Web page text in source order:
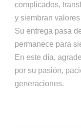
complicados,
y siembran
Su entrega pasa
permanece para
En este día,
por su pasión,
generaciones.